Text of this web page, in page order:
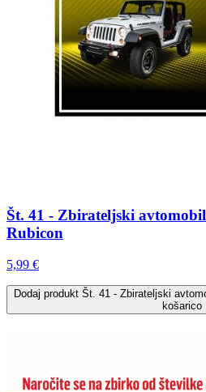
Št. 41 - Zbirateljski
Rubicon
5,99 €
Dodaj produkt Št. 41 - Zbirateljski
košarico